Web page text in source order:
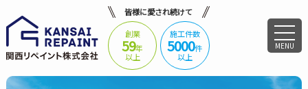
皆様に愛され続けて
創業
59年
以上
施工件数
5000件
以上
MENU